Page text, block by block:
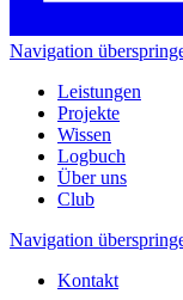
Navigation
Leistungen
Projekte
Wissen
Logbuch
Über uns
Club
Navigation
Kontakt